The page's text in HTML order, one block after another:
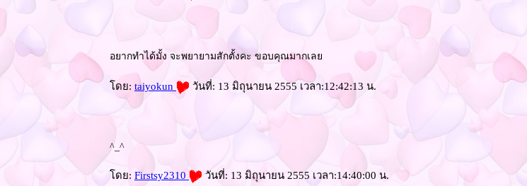
อยากทำได้มั้ง จะพยายามสักตั้งคะ ขอบคุณมากเล
ดย: taiyokun วันที่: 13 มิถุนายน 2555 เวลา:12:42:13 น.
^_^
ดย: Firstsy2310 วันที่: 13 มิถุนายน 2555 เวลา:14:40:00 น.